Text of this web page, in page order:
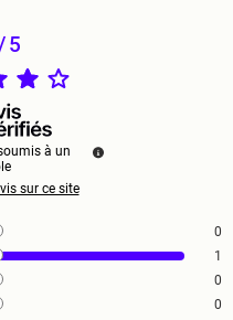
5
à un
sur ce site
0
1
0
0